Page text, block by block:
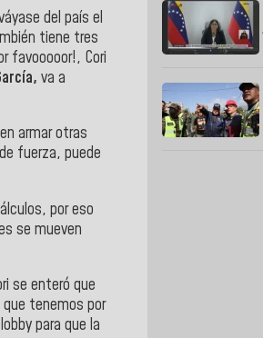
del país el
tiene tres
favooooor!, Cori
va a
armar otras
fuerza, puede
por eso
se mueven
se enteró que
tenemos por
para que la